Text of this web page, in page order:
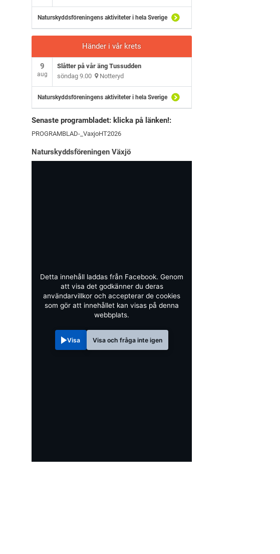
Naturskyddsföreningens aktiviteter i hela Sverige
Händer i vår krets
9
aug
Slåtter på vår äng Tussudden
söndag 9.00 Notteryd
Naturskyddsföreningens aktiviteter i hela Sverige
Senaste programbladet: klicka på länken!:
PROGRAMBLAD-_VaxjoHT2026
Naturskyddsföreningen Växjö
Detta innehåll laddas från Facebook. Genom
att visa det godkänner du deras
användarvillkor och accepterar de cookies
som gör att innehållet kan visas på denna
webbplats.
Visa Visa och fråga inte igen